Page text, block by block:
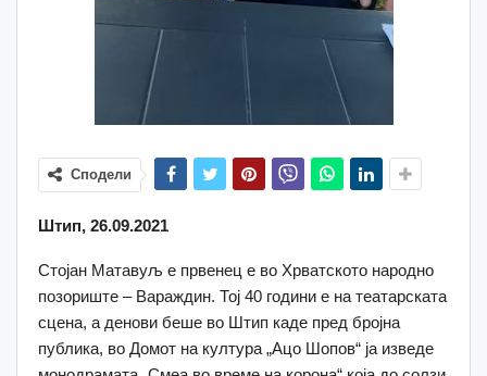
Сподели
Штип, 26.09.2021
Стојан Матавуљ е првенец е во Хрватското народно
позориште – Вараждин. Тој 40 години е на театарската
сцена, а денови беше во Штип каде пред бројна
публика, во Домот на култура „Ацо Шопов“ ја изведе